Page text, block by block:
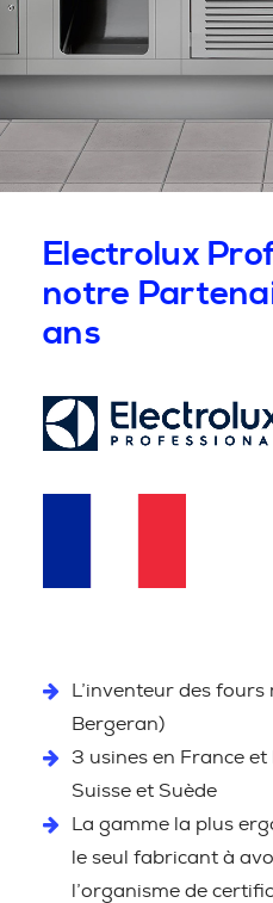
Electrolux
notre
ans
L’inventeur des
Bergeran)
3 usines en France et
Suisse et Suède
La gamme la plus
le seul fabricant à
l’organisme de